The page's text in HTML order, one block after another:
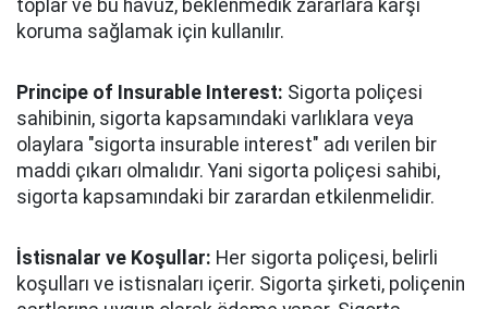
toplar ve bu havuz, beklenmedik zararlara karşı
koruma sağlamak için kullanılır.
Principe of Insurable Interest: Sigorta poliçesi
sahibinin, sigorta kapsamındaki varlıklara veya
olaylara "sigorta insurable interest" adı verilen bir
maddi çıkarı olmalıdır. Yani sigorta poliçesi sahibi,
sigorta kapsamındaki bir zarardan etkilenmelidir.
İstisnalar ve Koşullar: Her sigorta poliçesi, belirli
koşulları ve istisnaları içerir. Sigorta şirketi, poliçenin